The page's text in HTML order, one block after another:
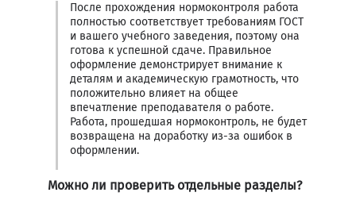
После прохождения нормоконтроля работа
полностью соответствует требованиям ГОСТ
и вашего учебного заведения, поэтому она
готова к успешной сдаче. Правильное
оформление демонстрирует внимание к
деталям и академическую грамотность, что
положительно влияет на общее
впечатление преподавателя о работе.
Работа, прошедшая нормоконтроль, не будет
возвращена на доработку из-за ошибок в
оформлении.
Можно ли проверить отдельные разделы?